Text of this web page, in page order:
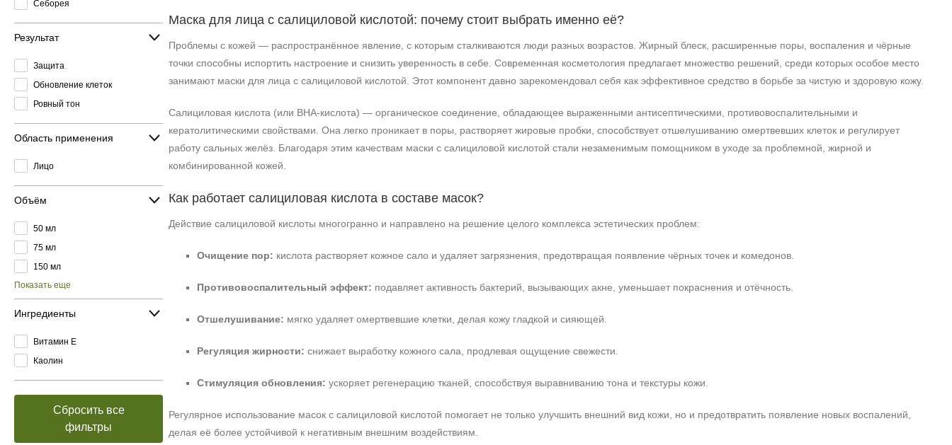
Себорея
Результат
Защита
Обновление клеток
Ровный тон
Область применения
Лицо
Объём
50 мл
75 мл
150 мл
Показать еще
Ингредиенты
Витамин E
Каолин
Сбросить все
фильтры
Маска для лица с салициловой кислотой: почему стоит выбрать именно её?
Проблемы с кожей — распространённое явление, с которым сталкиваются люди разных возрастов. Жирный блеск, расширенные поры, воспаления и чёрные
точки способны испортить настроение и снизить уверенность в себе. Современная косметология предлагает множество решений, среди которых особое место
занимают маски для лица с салициловой кислотой. Этот компонент давно зарекомендовал себя как эффективное средство в борьбе за чистую и здоровую кожу.
Салициловая кислота (или BHA-кислота) — органическое соединение, обладающее выраженными антисептическими, противовоспалительными и
кератолитическими свойствами. Она легко проникает в поры, растворяет жировые пробки, способствует отшелушиванию омертвевших клеток и регулирует
работу сальных желёз. Благодаря этим качествам маски с салициловой кислотой стали незаменимым помощником в уходе за проблемной, жирной и
комбинированной кожей.
Как работает салициловая кислота в составе масок?
Действие салициловой кислоты многогранно и направлено на решение целого комплекса эстетических проблем:
Очищение пор: кислота растворяет кожное сало и удаляет загрязнения, предотвращая появление чёрных точек и комедонов.
Противовоспалительный эффект: подавляет активность бактерий, вызывающих акне, уменьшает покраснения и отёчность.
Отшелушивание: мягко удаляет омертвевшие клетки, делая кожу гладкой и сияющей.
Регуляция жирности: снижает выработку кожного сала, продлевая ощущение свежести.
Стимуляция обновления: ускоряет регенерацию тканей, способствуя выравниванию тона и текстуры кожи.
Регулярное использование масок с салициловой кислотой помогает не только улучшить внешний вид кожи, но и предотвратить появление новых воспалений,
делая её более устойчивой к негативным внешним воздействиям.